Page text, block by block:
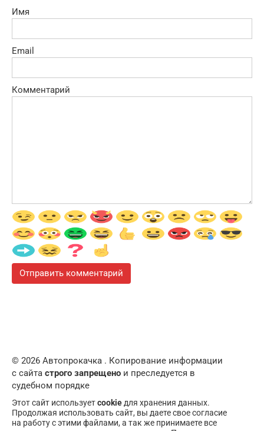
Имя
Email
Комментарий
© 2026 Автопрокачка . Копирование информации
с сайта строго запрещено и преследуется в
судебном порядке
Этот сайт используетcookie для хранения данных.
Продолжая использовать сайт, вы даете свое согласие
на работу с этими файлами, а так же принимаете все